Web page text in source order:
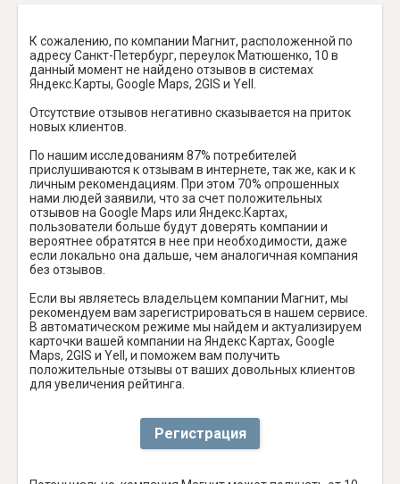
К сожалению, по компании Магнит, расположенной по
адресу Санкт-Петербург, переулок Матюшенко, 10 в
данный момент не найдено отзывов в системах
Яндекс.Карты, Google Maps, 2GIS и Yell.
Отсутствие отзывов негативно сказывается на приток
новых клиентов.
По нашим исследованиям 87% потребителей
прислушиваются к отзывам в интернете, так же, как и к
личным рекомендациям. При этом 70% опрошенных
нами людей заявили, что за счет положительных
отзывов на Google Maps или Яндекс.Картах,
пользователи больше будут доверять компании и
вероятнее обратятся в нее при необходимости, даже
если локально она дальше, чем аналогичная компания
без отзывов.
Если вы являетесь владельцем компании Магнит, мы
рекомендуем вам зарегистрироваться в нашем сервисе.
В автоматическом режиме мы найдем и актуализируем
карточки вашей компании на Яндекс Картах, Google
Maps, 2GIS и Yell, и поможем вам получить
положительные отзывы от ваших довольных клиентов
для увеличения рейтинга.
Регистрация